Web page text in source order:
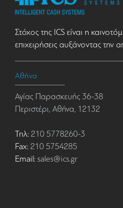
Στόχος της ICS είναι η
επιχειρήσεις αυξάνοντας την
Αθήνα
Αγίας Παρασκευής 36-38
Περιστέρι, Αθήνα, 12132
Τηλ: 210 5778260-3
Fax: 210 5754285
Email: sales@ics.gr